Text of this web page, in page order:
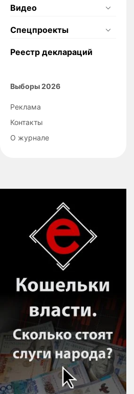
Видео
Спецпроекты
Реестр деклараций
Выборы 2026
Реклама
Контакты
О журнале